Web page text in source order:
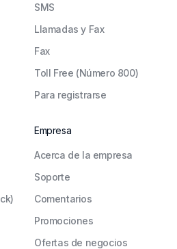
SMS
Llamadas y Fax
Fax
Toll Free (Número 800)
Para registrarse
Empresa
Acerca de la empresa
Soporte
Comentarios
Promociones
Ofertas de negocios